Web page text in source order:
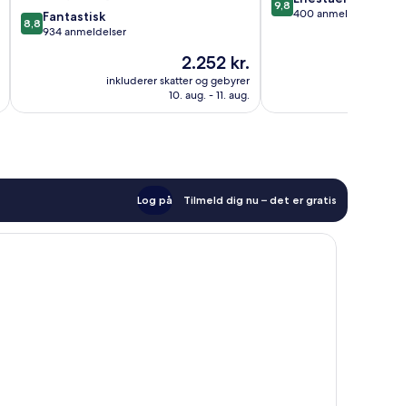
Only
-
8.8
ud
anmeldelser
8,8 Fantastisk
934 anmeldelser
Prisen
er
2.252 kr.
2.252 kr.
inkluderer skatter og gebyrer
10. aug. - 11. aug.
ud
9,8
400 anmeldelser
Log på Tilmeld dig nu – det er gratis